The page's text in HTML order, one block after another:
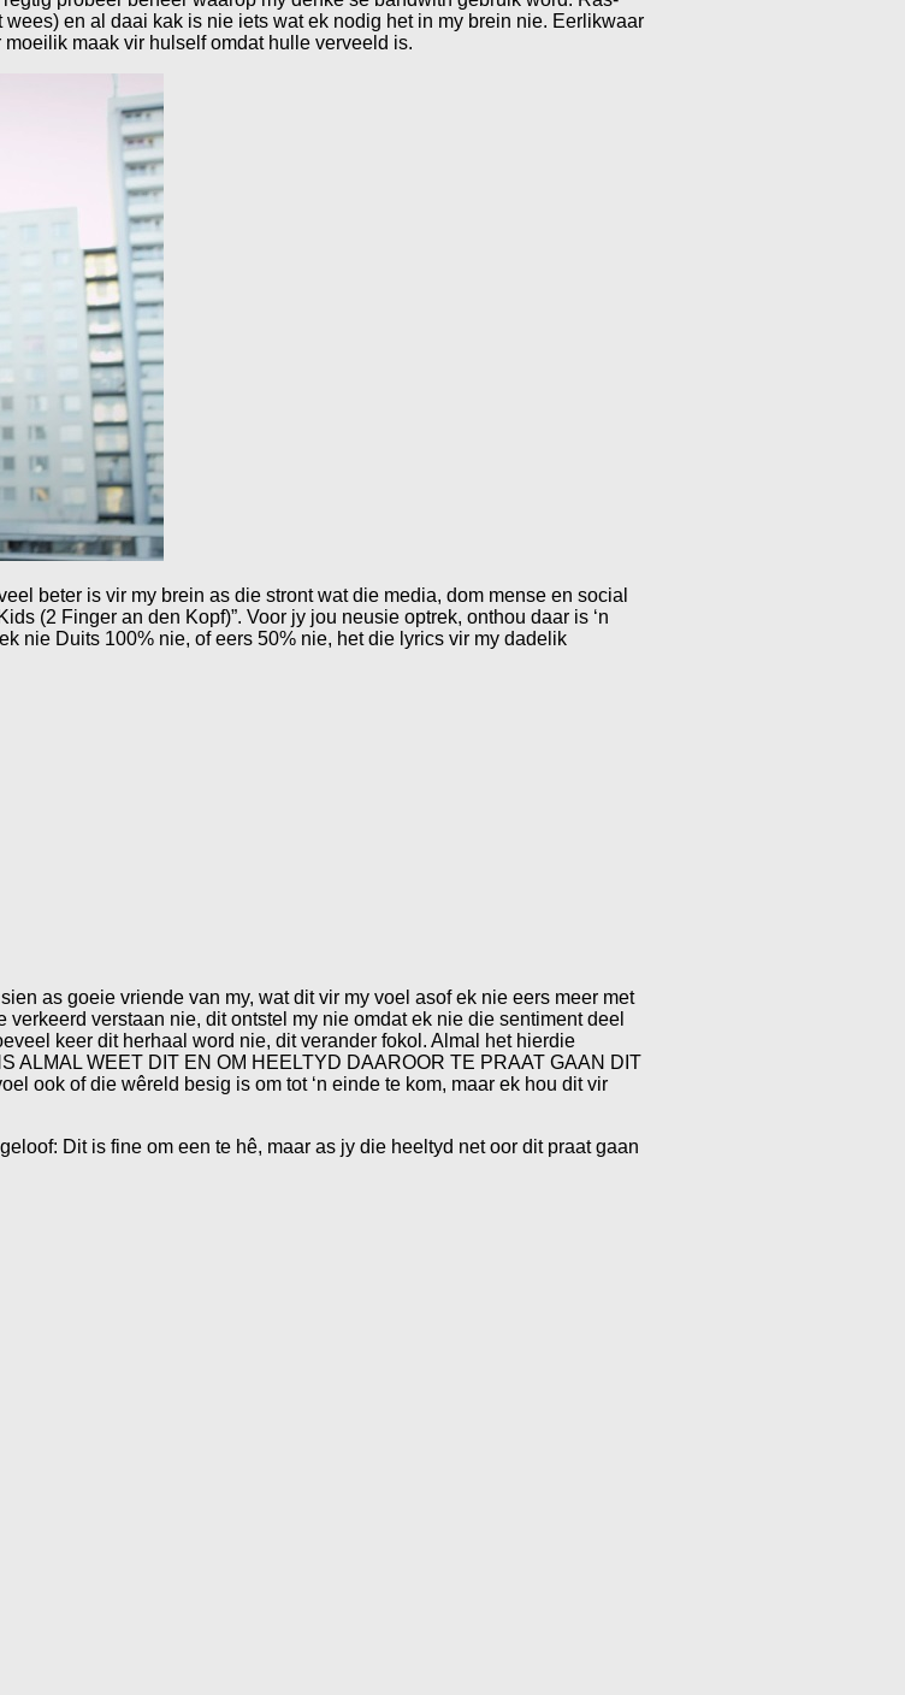
en al daai kak is nie iets wat ek nodig het in my brein nie. Eerlikwaar
maak vir hulself omdat hulle verveeld is.
beter is vir my brein as die stront wat die media, dom mense en social
(2 Finger an den Kopf)”. Voor jy jou neusie optrek, onthou daar is ‘n
nie Duits 100% nie, of eers 50% nie, het die lyrics vir my dadelik
as goeie vriende van my, wat dit vir my voel asof ek nie eers meer met
verstaan nie, dit ontstel my nie omdat ek nie die sentiment deel
keer dit herhaal word nie, dit verander fokol. Almal het hierdie
ALMAL WEET DIT EN OM HEELTYD DAAROOR TE PRAAT GAAN DIT
ook of die wêreld besig is om tot ‘n einde te kom, maar ek hou dit vir
Dit is fine om een te hê, maar as jy die heeltyd net oor dit praat gaan